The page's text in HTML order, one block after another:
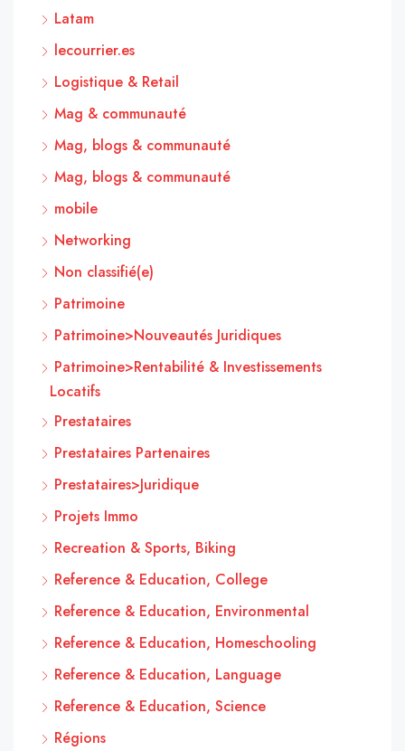
Latam
lecourrier.es
Logistique & Retail
Mag & communauté
Mag, blogs & communauté
Mag, blogs & communauté
mobile
Networking
Non classifié(e)
Patrimoine
Patrimoine>Nouveautés Juridiques
Patrimoine>Rentabilité & Investissements
Locatifs
Prestataires
Prestataires Partenaires
Prestataires>Juridique
Projets Immo
Recreation & Sports, Biking
Reference & Education, College
Reference & Education, Environmental
Reference & Education, Homeschooling
Reference & Education, Language
Reference & Education, Science
Régions